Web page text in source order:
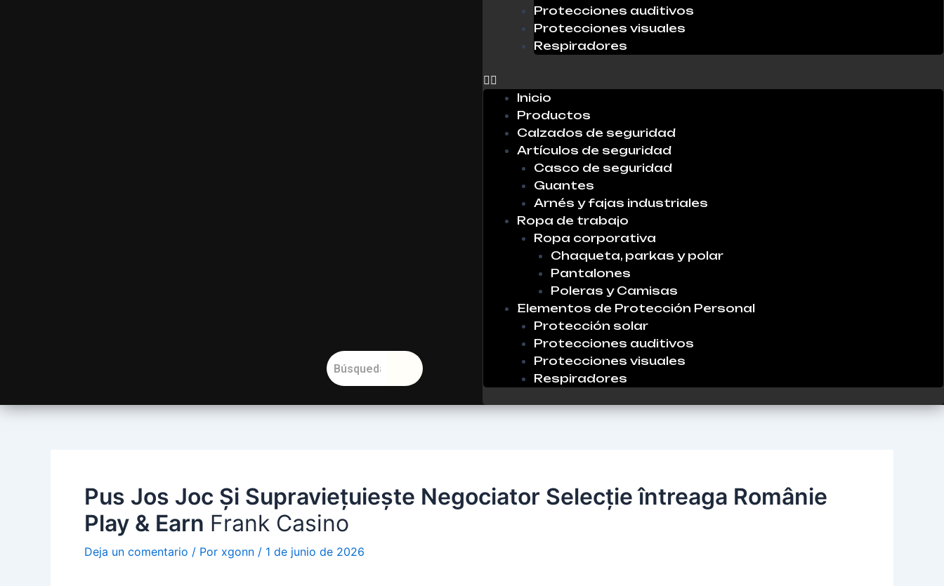
Protecciones auditivos
Protecciones visuales
Respiradores
Inicio
Productos
Calzados de seguridad
Artículos de seguridad
Casco de seguridad
Guantes
Arnés y fajas industriales
Ropa de trabajo
Ropa corporativa
Chaqueta, parkas y polar
Pantalones
Poleras y Camisas
Elementos de Protección Personal
Protección solar
Protecciones auditivos
Protecciones visuales
Respiradores
Pus Jos Joc Și Supraviețuiește Negociator Selecție întreaga Românie
Play & Earn Frank Casino
Deja un comentario / Por xgonn / 1 de junio de 2026